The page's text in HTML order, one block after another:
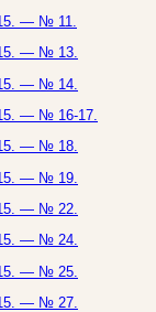
— № 11.
— № 13.
— № 14.
— № 16-17.
— № 18.
— № 19.
— № 22.
— № 24.
— № 25.
— № 27.